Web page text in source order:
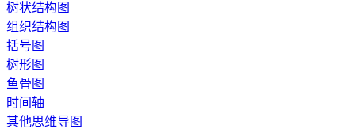
树状结构图
组织结构图
括号图
树形图
鱼骨图
时间轴
其他思维导图